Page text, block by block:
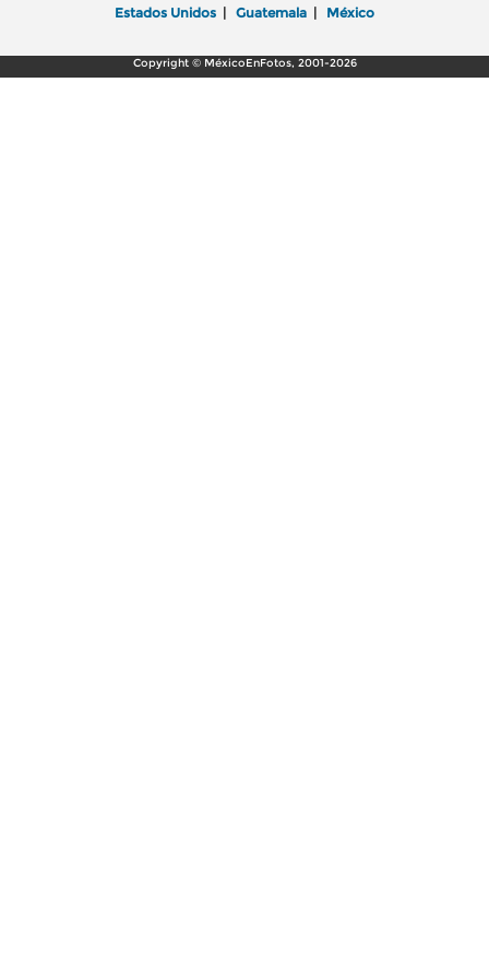
Estados Unidos | Guatemala | México
Copyright © MéxicoEnFotos, 2001-2026